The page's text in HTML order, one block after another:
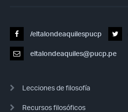
/eltalondeaquilespucp
eltalondeaquiles@pucp.pe
Lecciones de filosofía
Recursos filosóficos